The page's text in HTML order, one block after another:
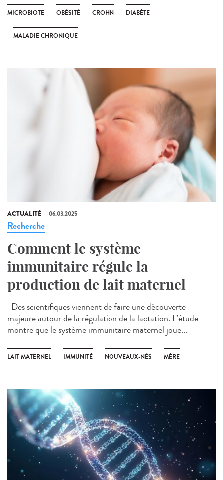
MICROBIOTE OBÉSITÉ CROHN DIABÈTE
MALADIE CHRONIQUE
ACTUALITÉ 06.03.2025
Recherche
Comment le système
immunitaire régule la
production de lait maternel
Des scientifiques viennent de faire une découverte
majeure autour de la régulation de la lactation. L’étude
montre que le système immunitaire maternel joue...
LAIT MATERNEL IMMUNITÉ NOUVEAUX-NÉS MÈRE